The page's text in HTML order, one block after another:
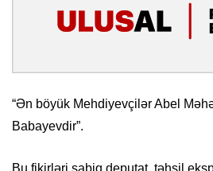
“Ən böyük Mehdiyevçilər Abel
Babayevdir”.
Bu fikirləri sabiq deputat, təhsil